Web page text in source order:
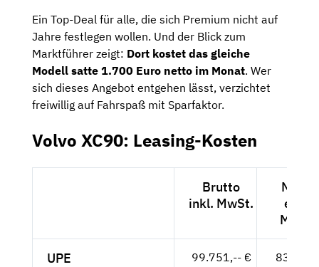
Ein Top-Deal für alle, die sich Premium nicht auf
Jahre festlegen wollen. Und der Blick zum
Marktführer zeigt: Dort kostet das gleiche
Modell satte 1.700 Euro netto im Monat. Wer
sich dieses Angebot entgehen lässt, verzichtet
freiwillig auf Fahrspaß mit Sparfaktor.
Volvo XC90: Leasing-Kosten
Brutto
inkl. MwSt.
Netto
exkl.
MwSt.
UPE 99.751,-- €